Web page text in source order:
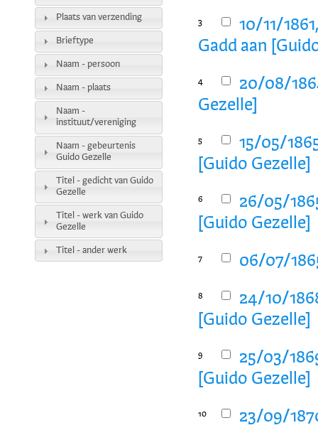
3
10/11/
Gadd aan
4
20/08/
Gezelle]
5
15/05/
[Guido Gezelle]
6
26/05/
[Guido Gezelle]
7 06/07/
8
24/10/
[Guido Gezelle]
9
25/03/
[Guido Gezelle]
10 23/09/
Plaats van verzending
Brieftype
Naam - persoon
Naam - plaats
Naam -
instituut/vereniging
Naam - gebeurtenis
Guido Gezelle
Titel - gedicht van Guido
Gezelle
Titel - werk van Guido
Gezelle
Titel - ander werk